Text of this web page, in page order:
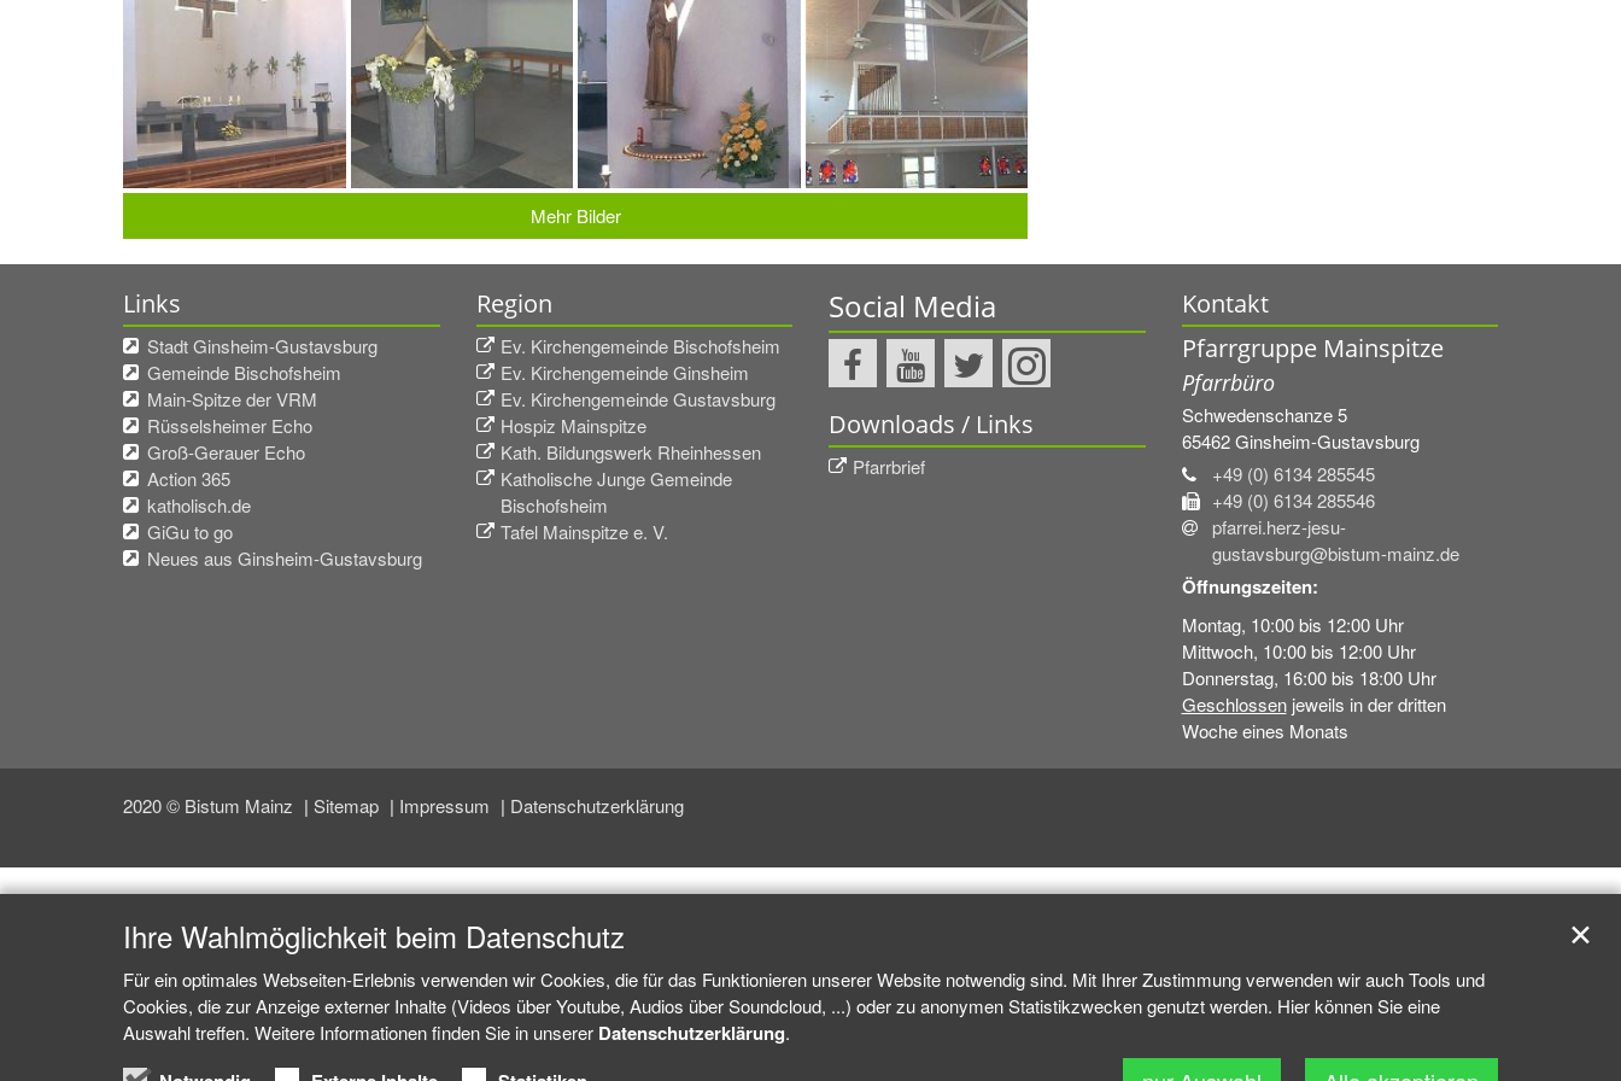
Mehr Bilder
Links
Stadt Ginsheim-Gustavsburg
Gemeinde Bischofsheim
Main-Spitze der VRM
Rüsselsheimer Echo
Groß-Gerauer Echo
Action 365
katholisch.de
GiGu to go
Neues aus Ginsheim-Gustavsburg
Region
Ev. Kirchengemeinde Bischofsheim
Ev. Kirchengemeinde Ginsheim
Ev. Kirchengemeinde Gustavsburg
Hospiz Mainspitze
Kath. Bildungswerk Rheinhessen
Katholische Junge Gemeinde
Bischofsheim
Tafel Mainspitze e. V.
Social Media
Downloads / Links
Pfarrbrief
Kontakt
Pfarrgruppe Mainspitze
Pfarrbüro
Schwedenschanze 5
65462 Ginsheim-Gustavsburg
+49 (0) 6134 285545
+49 (0) 6134 285546
pfarrei.herz-jesu-
gustavsburg@bistum-mainz.de
Öffnungszeiten:
Montag, 10:00 bis 12:00 Uhr
Mittwoch, 10:00 bis 12:00 Uhr
Donnerstag, 16:00 bis 18:00 Uhr
Geschlossenjeweils in der dritten
Woche eines Monats
2020 © Bistum Mainz Sitemap Impressum Datenschutzerklärung
Ihre Wahlmöglichkeit beim Datenschutz
Für ein optimales Webseiten-Erlebnis verwenden wir Cookies, die für das Funktionieren unserer Website notwendig sind. Mit Ihrer Zustimmung verwenden wir auch Tools und
Cookies, die zur Anzeige externer Inhalte (Videos über Youtube, Audios über Soundcloud, ...) oder zu anonymen Statistikzwecken genutzt werden. Hier können Sie eine
Auswahl treffen. Weitere Informationen finden Sie in unserer Datenschutzerklärung.
✕